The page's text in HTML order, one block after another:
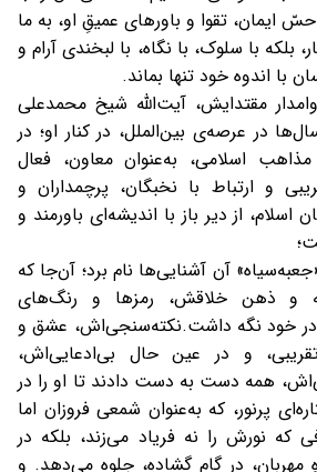
حسّ ایمان، تقوا و باورهای عمیقِ او، به ما
بلکه با سلوک، با نگاه، با لبخندی آرام و
با اندوه خود تنها بماند.
مقتدایش، آیت‌الله شیخ محمدعلی
در عرصه‌ی بین‌الملل، در کنار او؛ در
اسلامی، به‌عنوان معاون، فعال
و ارتباط با نخبگان، پرچمداران و
از دیر باز با اندیشه‌ای باورمند و
آن آشنایی‌ها نام برد؛ آن‌جا که
و ذهن خلاقش، رمزها و رنگ‌های
در خود نگه داشت.نکته‌سنجی‌اش، عشق و
و در عین حال بی‌ادعایی‌اش،
همه دست به دست دادند تا او را در
پرنور، که به‌عنوان شمعی فروزان اما
که نورش را نه فریاد می‌زند، بلکه در
در گامِ گشاده، جلوه می‌دهد. و